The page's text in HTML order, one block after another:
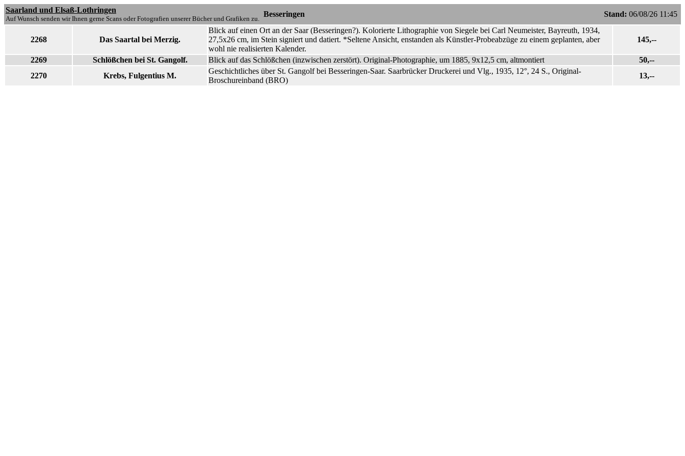
Saarland und Elsaß-Lothringen
Auf Wunsch senden wir Ihnen gerne Scans oder Fotografien unserer Bücher und Grafiken zu.
Besseringen Stand: 06/08/26 11:45
2268 Das Saartal bei Merzig.
Blick auf einen Ort an der Saar (Besseringen?). Kolorierte Lithographie von Siegele bei Carl Neumeister, Bayreuth, 1934,
27,5x26 cm, im Stein signiert und datiert. *Seltene Ansicht, enstanden als Künstler-Probeabzüge zu einem geplanten, aber
wohl nie realisierten Kalender.
145,--
2269 Schlößchen bei St. Gangolf. Blick auf das Schlößchen (inzwischen zerstört). Original-Photographie, um 1885, 9x12,5 cm, altmontiert
50,--
2270
Krebs, Fulgentius M.
Geschichtliches über St. Gangolf bei Besseringen-Saar. Saarbrücker Druckerei und Vlg., 1935, 12°, 24 S., Original-
Broschureinband (BRO)
13,--